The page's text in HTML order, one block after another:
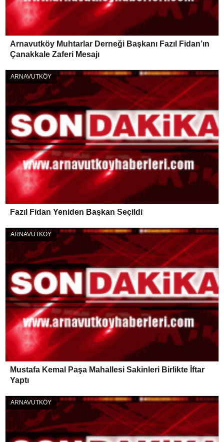
Arnavutköy Muhtarlar Derneği Başkanı Fazıl Fidan’ın
Çanakkale Zaferi Mesajı
ARNAVUTKÖY
Fazıl Fidan Yeniden Başkan Seçildi
ARNAVUTKÖY
Mustafa Kemal Paşa Mahallesi Sakinleri Birlikte İftar
Yaptı
ARNAVUTKÖY